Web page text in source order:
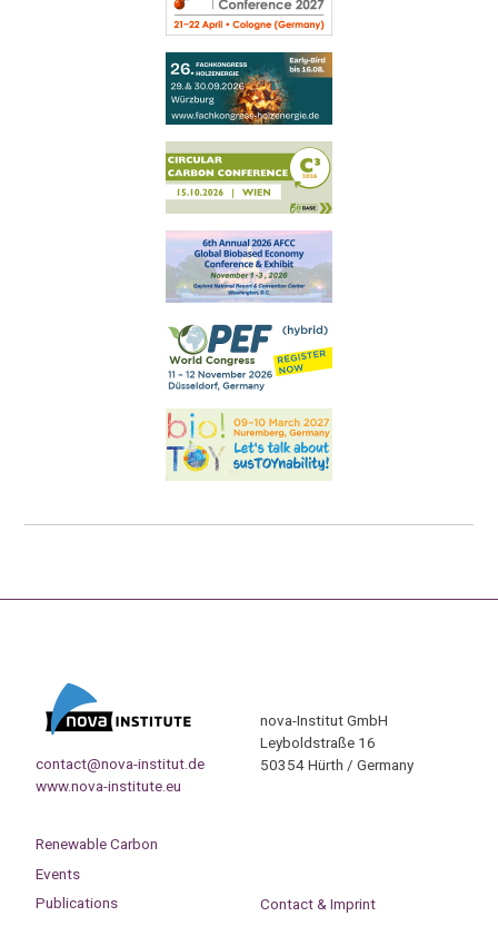
contact@nova-institut.de
www.nova-institute.eu
nova-Institut GmbH
Leyboldstraße 16
50354 Hürth / Germany
Renewable Carbon
Events
Publications
Contact & Imprint